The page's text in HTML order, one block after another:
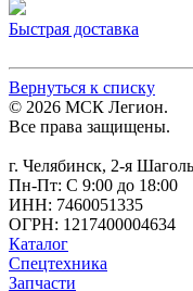
Быстрая доставка
Вернуться к списку
© 2026 МСК Легион.
Все права защищены.
г. Челябинск, 2-я
Пн-Пт: С 9:00 до 18:00
ИНН: 7460051335
ОГРН: 1217400004634
Каталог
Спецтехника
Запчасти